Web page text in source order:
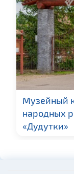
заказники
Музейный
народных
«Дудутки»